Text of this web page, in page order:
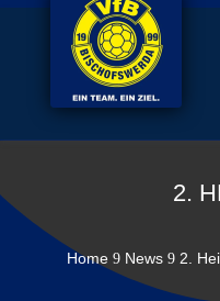
2.
Home 9 News 9 2.